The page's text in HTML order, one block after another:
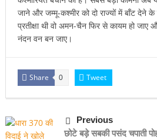
जाने और जम्मू-कश्मीर को दो राज्यों में बाँट देने के
प्रतीक्षा थी वो अमन-चैन फिर से कायम हो जाए
नंदन वन बन जाए।
Share 0 Tweet
Previous
छोटे बड़े सबकी पसंद चपाती